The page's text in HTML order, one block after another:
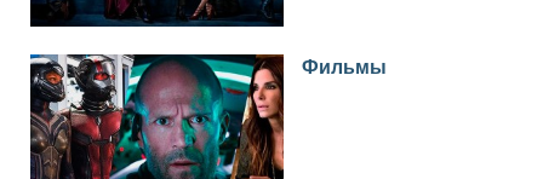
Фильмы